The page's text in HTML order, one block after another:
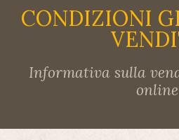
CONDIZIONI
Informativa sulla
online